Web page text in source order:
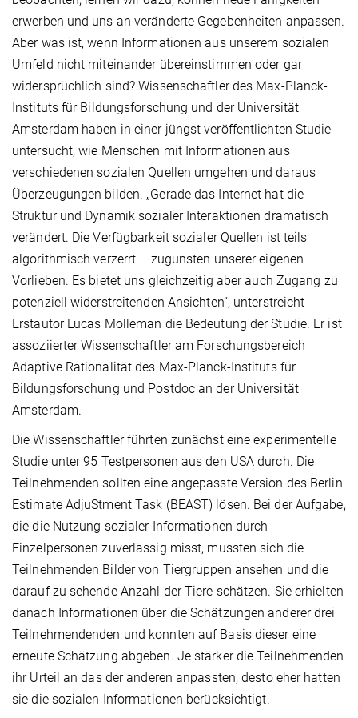
erwerben und uns an veränderte Gegebenheiten anpassen.
Aber was ist, wenn Informationen aus unserem sozialen
Umfeld nicht miteinander übereinstimmen oder gar
widersprüchlich sind? Wissenschaftler des Max-Planck-
Instituts für Bildungsforschung und der Universität
Amsterdam haben in einer jüngst veröffentlichten Studie
untersucht, wie Menschen mit Informationen aus
verschiedenen sozialen Quellen umgehen und daraus
Überzeugungen bilden. „Gerade das Internet hat die
Struktur und Dynamik sozialer Interaktionen dramatisch
verändert. Die Verfügbarkeit sozialer Quellen ist teils
algorithmisch verzerrt – zugunsten unserer eigenen
Vorlieben. Es bietet uns gleichzeitig aber auch Zugang zu
potenziell widerstreitenden Ansichten“, unterstreicht
Erstautor Lucas Molleman die Bedeutung der Studie. Er ist
assoziierter Wissenschaftler am Forschungsbereich
Adaptive Rationalität des Max-Planck-Instituts für
Bildungsforschung und Postdoc an der Universität
Amsterdam.
Die Wissenschaftler führten zunächst eine experimentelle
Studie unter 95 Testpersonen aus den USA durch. Die
Teilnehmenden sollten eine angepasste Version des Berlin
Estimate AdjuStment Task (BEAST) lösen. Bei der Aufgabe,
die die Nutzung sozialer Informationen durch
Einzelpersonen zuverlässig misst, mussten sich die
Teilnehmenden Bilder von Tiergruppen ansehen und die
darauf zu sehende Anzahl der Tiere schätzen. Sie erhielten
danach Informationen über die Schätzungen anderer drei
Teilnehmendenden und konnten auf Basis dieser eine
erneute Schätzung abgeben. Je stärker die Teilnehmenden
ihr Urteil an das der anderen anpassten, desto eher hatten
sie die sozialen Informationen berücksichtigt.